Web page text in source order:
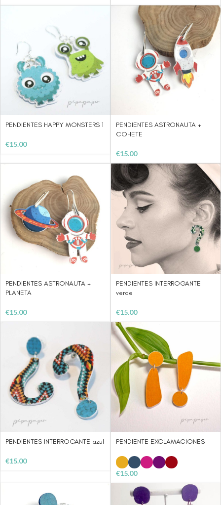
PENDIENTES HAPPY MONSTERS 1
€15.00
PENDIENTES ASTRONAUTA +
COHETE
€15.00
PENDIENTES ASTRONAUTA +
PLANETA
€15.00
PENDIENTES INTERROGANTE
verde
€15.00
PENDIENTES INTERROGANTE azul
€15.00
PENDIENTE EXCLAMACIONES
€15.00